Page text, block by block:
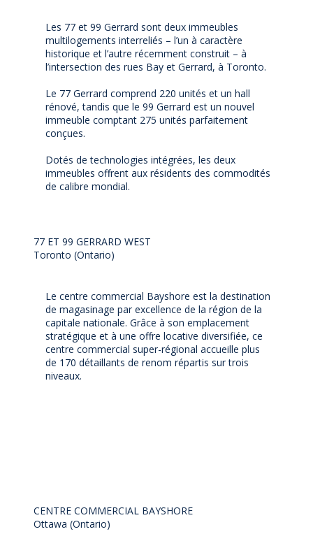
Les 77 et 99 Gerrard sont deux immeubles
multilogements interreliés – l’un à caractère
historique et l’autre récemment construit – à
l’intersection des rues Bay et Gerrard, à Toronto.
Le 77 Gerrard comprend 220 unités et un hall
rénové, tandis que le 99 Gerrard est un nouvel
immeuble comptant 275 unités parfaitement
conçues.
Dotés de technologies intégrées, les deux
immeubles offrent aux résidents des commodités
de calibre mondial.
77 ET 99 GERRARD WEST
Toronto (Ontario)
Le centre commercial Bayshore est la destination
de magasinage par excellence de la région de la
capitale nationale. Grâce à son emplacement
stratégique et à une offre locative diversifiée, ce
centre commercial super-régional accueille plus
de 170 détaillants de renom répartis sur trois
niveaux.
CENTRE COMMERCIAL BAYSHORE
Ottawa (Ontario)